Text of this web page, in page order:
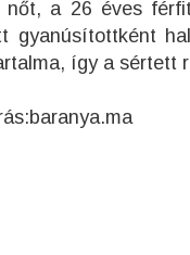
nőt, a 26 éves
gyanúsítottként
így a sértett